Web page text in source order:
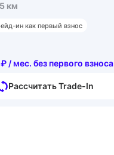
км
ин как первый взнос
/ мес. без первого взноса
Рассчитать Trade-In